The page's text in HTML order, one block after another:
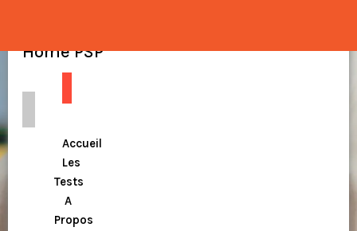
Home PSP
Accueil
Les
Tests
A
Propos